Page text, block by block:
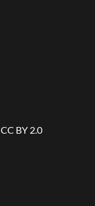
CC BY 2.0